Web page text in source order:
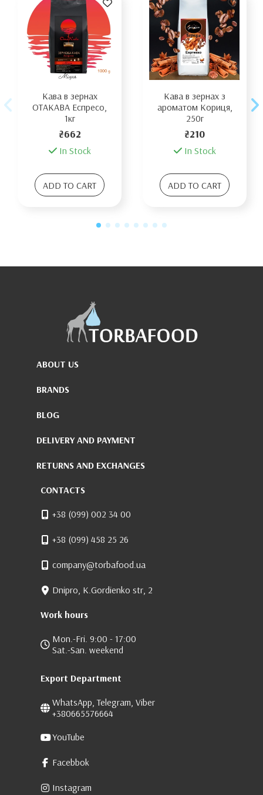
Кава в зернах
ОТАКАВА Еспресо,
1кг
₴662
In Stock
ADD TO CART
Кава в зернах з
ароматом Кориця,
250г
₴210
In Stock
ADD TO CART
ABOUT US
BRANDS
BLOG
DELIVERY AND PAYMENT
RETURNS AND EXCHANGES
CONTACTS
+38 (099) 002 34 00
+38 (099) 458 25 26
company@torbafood.ua
Dnipro, K.Gordienko str, 2
Work hours
Mon.-Fri. 9:00 - 17:00
Sat.-San. weekend
Export Department
WhatsApp, Telegram, Viber
+380665576664
YouTube
Facebbok
Instagram